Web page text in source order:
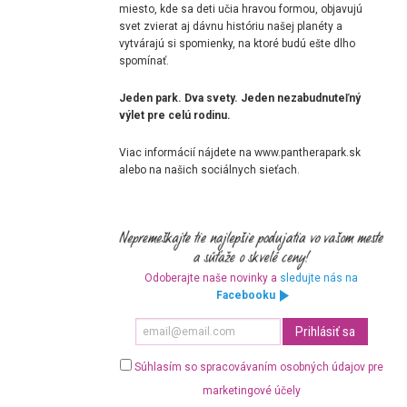
miesto, kde sa deti učia hravou formou, objavujú
svet zvierat aj dávnu históriu našej planéty a
vytvárajú si spomienky, na ktoré budú ešte dlho
spomínať.
Jeden park. Dva svety. Jeden nezabudnuteľný
výlet pre celú rodinu.
Viac informácií nájdete na www.pantherapark.sk
alebo na našich sociálnych sieťach.
Odoberajte naše novinky a sledujte nás na
Facebooku
Súhlasím so spracovávaním osobných údajov pre
marketingové účely